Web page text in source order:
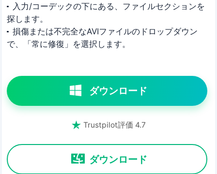
入力/コーデックの下にある、ファイルセクションを
探します。
損傷または不完全なAVIファイルのドロップダウン
で、「常に修復」を選択します。
ダウンロード
 Trustpilot評価 4.7
ダウンロード